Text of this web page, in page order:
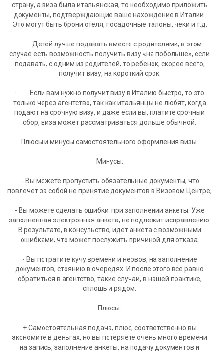
страну, а виза была итальянская, то необходимо приложить
документы, подтверждающие ваше нахождение в Италии.
Это могут быть брони отеля, посадочные талоны, чеки и т.д.
· Детей лучше подавать вместе с родителями, в этом
случае есть возможность получить визу «на побольше», если
подавать, с одним из родителей, то ребенок, скорее всего,
получит визу, на короткий срок.
· Если вам нужно получит визу в Италию быстро, то это
только через агентство, так как итальянцы не любят, когда
подают на срочную визу, и даже если вы, платите срочный
сбор, виза может рассматриваться дольше обычной.
Плюсы и минусы самостоятельного оформления визы:
Минусы:
- Вы можете пропустить обязательные документы, что
повлечет за собой не принятие документов в Визовом Центре;
- Вы можете сделать ошибки, при заполнении анкеты. Уже
заполненная электронная анкета, не подлежит исправлению.
В результате, в консульство, идёт анкета с возможными
ошибками, что может послужить причиной для отказа;
- Вы потратите кучу времени и нервов, на заполнение
документов, стоянию в очередях. И после этого все равно
обратиться в агентство, такие случаи, в нашей практике,
сплошь и рядом.
Плюсы:
+ Самостоятельная подача, плюс, соответственно вы
экономите в деньгах, но вы потеряете очень много времени
на запись, заполнение анкеты, на подачу документов и